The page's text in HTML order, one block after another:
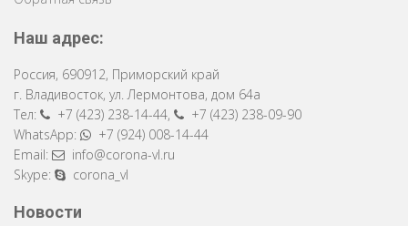
Наш адрес:
Россия, 690912, Приморский край
г. Владивосток, ул. Лермонтова, дом 64a
Тел:
+7 (423) 238-14-44,
+7 (423) 238-09-90
WhatsApp:
+7 (924) 008-14-44
Email:
info@corona-vl.ru
Skype:
corona_vl
Новости